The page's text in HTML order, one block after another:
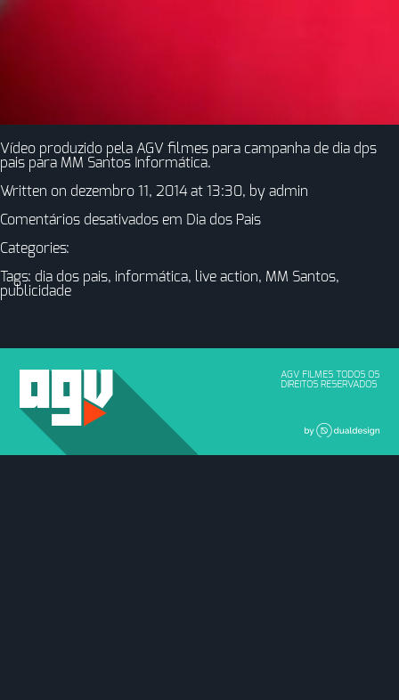
Vídeo produzido pela AGV filmes para campanha de dia dps
pais para MM Santos Informática.
Written on dezembro 11, 2014 at 13:30, by admin
Comentários desativados em Dia dos Pais
Categories:
Tags: dia dos pais, informática, live action, MM Santos,
publicidade
AGV FILMES TODOS OS
DIREITOS RESERVADOS